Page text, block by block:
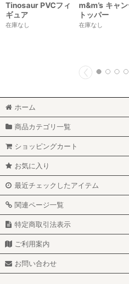
Tinosaur PVCフィ
ギュア
在庫なし
m&m’s キャ
トッパー
在庫なし
ホーム
商品カテゴリ一覧
ショッピングカート
お気に入り
最近チェックしたアイテム
関連ページ一覧
特定商取引法表示
ご利用案内
お問い合わせ